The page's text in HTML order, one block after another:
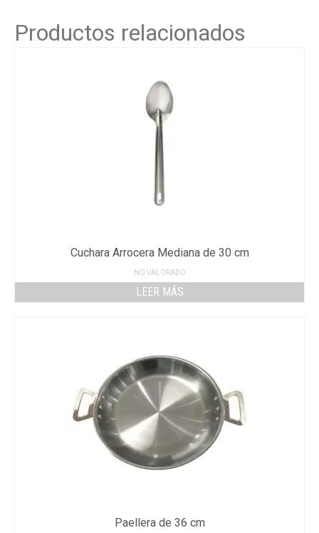
Productos relacionados
Cuchara Arrocera Mediana de 30 cm
NO VALORADO
LEER MÁS
Paellera de 36 cm